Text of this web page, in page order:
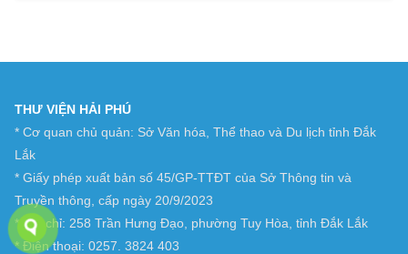
THƯ VIỆN HẢI PHÚ
* Cơ quan chủ quản: Sở Văn hóa, Thể thao và Du lịch tỉnh Đắk
Lắk
* Giấy phép xuất bản số 45/GP-TTĐT của Sở Thông tin và
Truyền thông, cấp ngày 20/9/2023
* Địa chỉ: 258 Trần Hưng Đạo, phường Tuy Hòa, tỉnh Đắk Lắk
* Điện thoại: 0257. 3824 403